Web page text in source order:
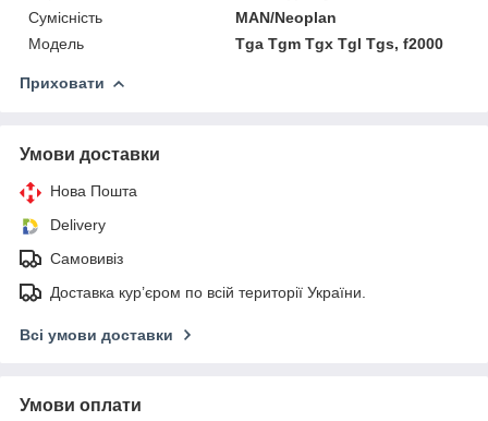
Сумісність
MAN/Neoplan
Мoдель
Tga Tgm Tgx Tgl Tgs, f2000
Приховати
Умови доставки
Нова Пошта
Delivery
Самовивіз
Доставка кур’єром по всій території України.
Всі умови доставки
Умови оплати